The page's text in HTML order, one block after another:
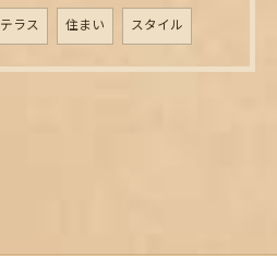
テラス 住まい スタイル